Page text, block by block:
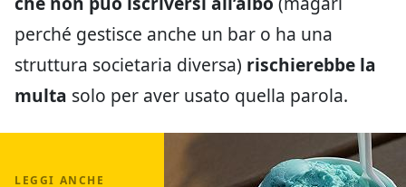
perché gestisce anche un bar o ha una
struttura societaria diversa) rischierebbe la
multa solo per aver usato quella parola.